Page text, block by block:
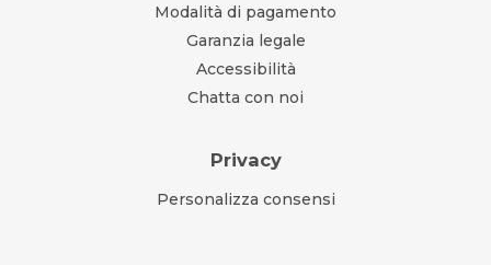
Modalità di pagamento
Garanzia legale
Accessibilità
Chatta con noi
Privacy
Personalizza consensi